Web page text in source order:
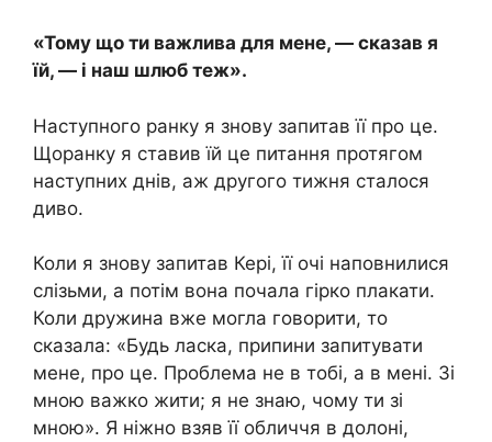
«Тому що ти важлива для мене, — сказав я
їй, — і наш шлюб теж».
Наступного ранку я знову запитав її про це.
Щоранку я ставив їй це питання протягом
наступних днів, аж другого тижня сталося
диво.
Коли я знову запитав Кері, її очі наповнилися
слізьми, а потім вона почала гірко плакати.
Коли дружина вже могла говорити, то
сказала: «Будь ласка, припини запитувати
мене, про це. Проблема не в тобі, а в мені. Зі
мною важко жити; я не знаю, чому ти зі
мною». Я ніжно взяв її обличчя в долоні,